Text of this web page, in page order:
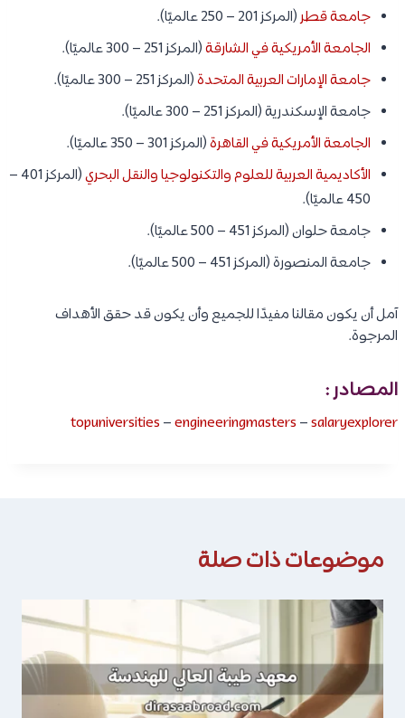
جامعة قطر(المركز 201 – 250 عالميًا).
الجامعة الأمريكية في الشارقة(المركز 251 – 300 عالميًا).
جامعة الإمارات العربية المتحدة(المركز 251 – 300 عالميًا).
جامعة الإسكندرية (المركز 251 – 300 عالميًا).
الجامعة الأمريكية في القاهرة(المركز 301 – 350 عالميًا).
الأكاديمية العربية للعلوم والتكنولوجيا والنقل البحري
(المركز 401 –
450 عالميًا).
جامعة حلوان (المركز 451 – 500 عالميًا).
جامعة المنصورة (المركز 451 – 500 عالميًا).
آمل أن يكون مقالنا مفيدًا للجميع وأن يكون قد حقق الأهداف
المرجوة.
المصادر :
topuniversities –engineeringmasters –salaryexplorer
موضوعات ذات صلة